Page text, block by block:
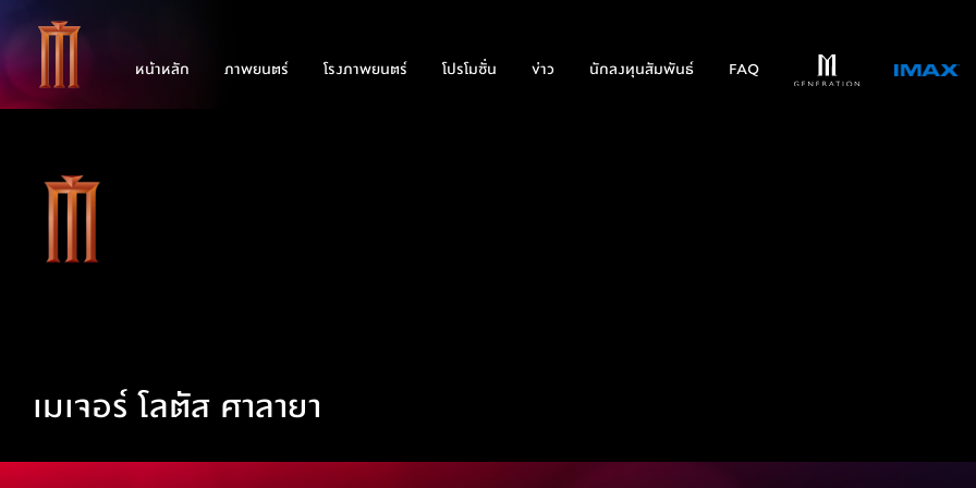
หน้าหลัก ภาพยนตร์ โรงภาพยนตร์ โปรโมชั่น ข่าว นักลงทุนสัมพันธ์ FAQ
เมเจอร์ โลตัส ศาลายา